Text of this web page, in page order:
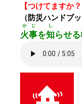
【つけてますか
（防災ハンドブ
火事
かじ
を知
し
らせる